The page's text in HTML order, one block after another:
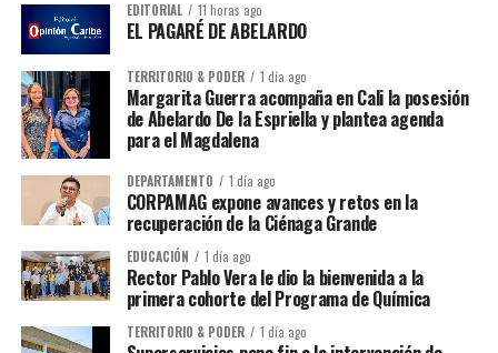
EDITORIAL 11 horas ago
EL PAGARÉ DE ABELARDO
TERRITORIO & PODER 1 día ago
Margarita Guerra acompaña en Cali la posesión
de Abelardo De la Espriella y plantea agenda
para el Magdalena
DEPARTAMENTO 1 día ago
CORPAMAG expone avances y retos en la
recuperación de la Ciénaga Grande
EDUCACIÓN 1 día ago
Rector Pablo Vera le dio la bienvenida a la
primera cohorte del Programa de Química
TERRITORIO & PODER 1 día ago